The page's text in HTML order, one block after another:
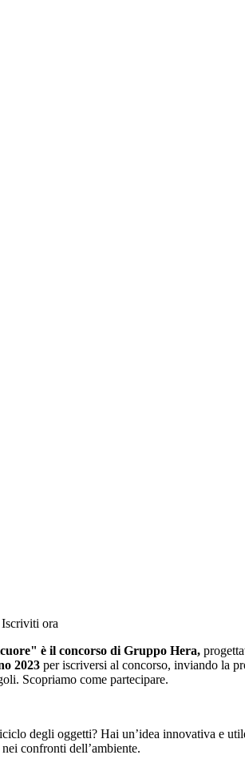
ora
e" è il concorso di Gruppo Hera,
2023 per iscriversi al concorso, inviando la
Scopriamo come partecipare.
degli oggetti? Hai un’idea innovativa e
confronti dell’ambiente.